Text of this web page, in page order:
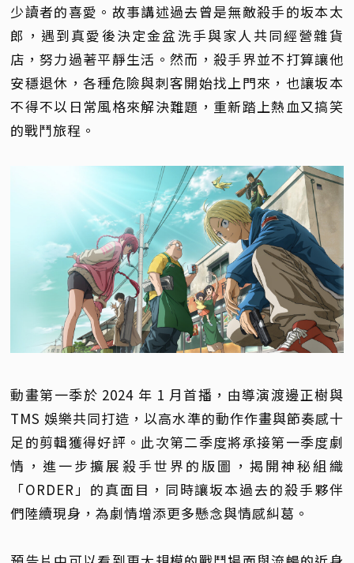
少讀者的喜愛。故事講述過去曾是無敵殺手的坂本太
郎，遇到真愛後決定金盆洗手與家人共同經營雜貨
店，努力過著平靜生活。然而，殺手界並不打算讓他
安穩退休，各種危險與刺客開始找上門來，也讓坂本
不得不以日常風格來解決難題，重新踏上熱血又搞笑
的戰鬥旅程。
動畫第一季於 2024 年 1 月首播，由導演渡邊正樹與
TMS 娛樂共同打造，以高水準的動作作畫與節奏感十
足的剪輯獲得好評。此次第二季度將承接第一季度劇
情，進一步擴展殺手世界的版圖，揭開神秘組織
「ORDER」的真面目，同時讓坂本過去的殺手夥伴
們陸續現身，為劇情增添更多懸念與情感糾葛。